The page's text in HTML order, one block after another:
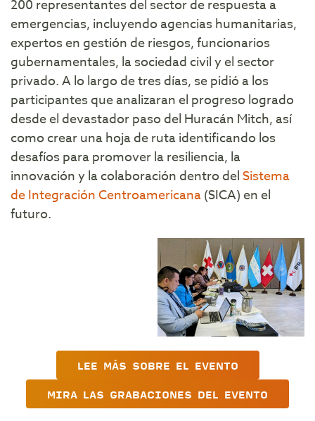
200 representantes del sector de respuesta a
emergencias, incluyendo agencias humanitarias,
expertos en gestión de riesgos, funcionarios
gubernamentales, la sociedad civil y el sector
privado. A lo largo de tres días, se pidió a los
participantes que analizaran el progreso logrado
desde el devastador paso del Huracán Mitch, así
como crear una hoja de ruta identificando los
desafíos para promover la resiliencia, la
innovación y la colaboración dentro delSistema
de Integración Centroamericana(SICA) en el
futuro.
LEE MÁS SOBRE EL EVENTO
MIRA LAS GRABACIONES DEL EVENTO